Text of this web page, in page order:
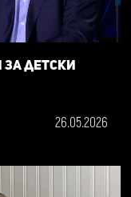
детски
26.05.2026